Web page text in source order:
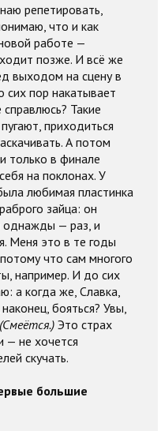
репетировать,
что и как
работе —
позже. И всё же
выходом на сцену в
пор накатывает
Такие
приходиться
А потом
только в финале
на поклонах. У
любимая пластинка
зайца: он
однажды — раз, и
Меня это в те годы
что сам многого
например. И до сих
а когда же, Славка,
бояться? Увы,
(Смеётся.)Это страх
— не хочется
скучать.
большие